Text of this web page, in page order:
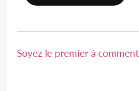
Soyez le premier à